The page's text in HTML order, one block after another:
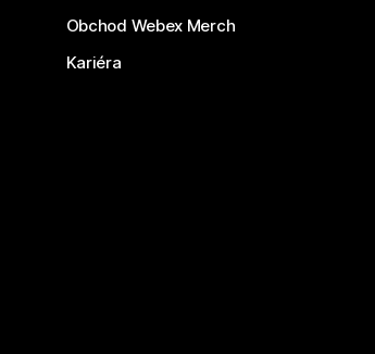
Obchod Webex Merch
Kariéra